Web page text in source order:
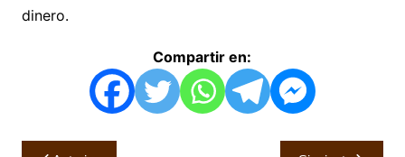
dinero.
Compartir en: